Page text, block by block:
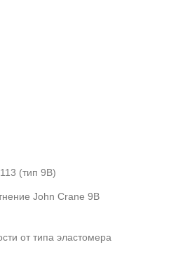
113 (тип 9B)
John Crane 9B
от типа эластомера